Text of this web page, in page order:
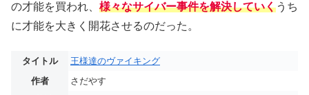
の才能を買われ、 様々なサイバー事件を解決していくうち
に才能を大きく開花させるのだった。
タイトル
王様達のヴァイキング
作者
さだやす